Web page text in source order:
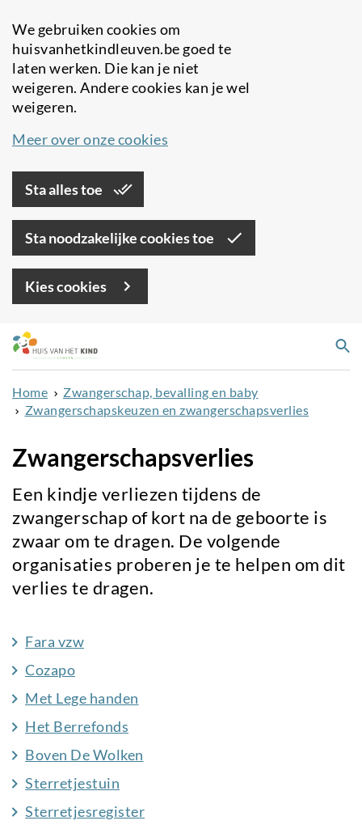
We gebruiken cookies om
huisvanhetkindleuven.be goed te
laten werken. Die kan je niet
weigeren. Andere cookies kan je wel
weigeren.
Meer over onze cookies
Sta alles toe
Sta noodzakelijke cookies toe
Kies cookies
Overslaan
en
naar
de
inhoud
Home
Zwangerschap, bevalling en baby
Zwangerschapskeuzen en zwangerschapsverlies
Zwangerschapsverlies
Een kindje verliezen tijdens de
zwangerschap of kort na de geboorte is
zwaar om te dragen. De volgende
organisaties proberen je te helpen om dit
verlies te dragen.
Fara vzw
Cozapo
Met Lege handen
Het Berrefonds
Boven De Wolken
Sterretjestuin
Sterretjesregister